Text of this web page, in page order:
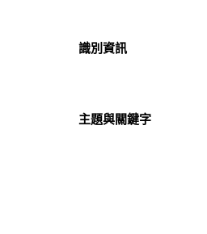
識別資訊
主題與關鍵字